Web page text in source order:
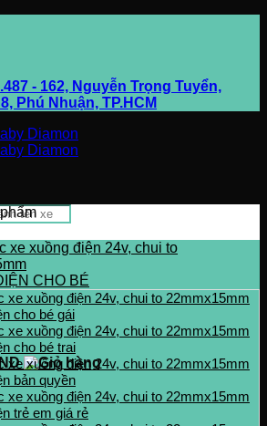
- 162, Nguyễn Trọng Tuyển,
Phú Nhuận, TP.HCM
CHO BÉ
cho bé gái
cho bé trai
bản quyền
trẻ em giá rẻ